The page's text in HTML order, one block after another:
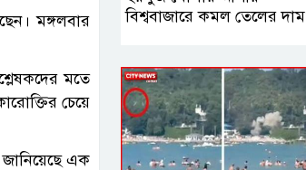
মঙ্গলবার
মতে
চেয়ে
জানিয়েছে এক
বিশ্ববাজারে কমল তেলের দাম